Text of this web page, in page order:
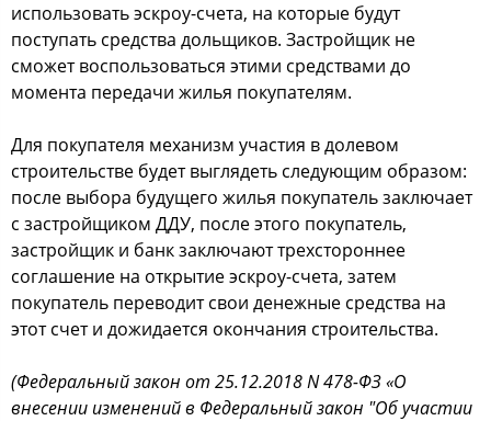
использовать эскроу-счета, на которые будут
поступать средства дольщиков. Застройщик не
сможет воспользоваться этими средствами до
момента передачи жилья покупателям.
Для покупателя механизм участия в долевом
строительстве будет выглядеть следующим образом:
после выбора будущего жилья покупатель заключает
с застройщиком ДДУ, после этого покупатель,
застройщик и банк заключают трехстороннее
соглашение на открытие эскроу-счета, затем
покупатель переводит свои денежные средства на
этот счет и дожидается окончания строительства.
(Федеральный закон от 25.12.2018 N 478-ФЗ «О
внесении изменений в Федеральный закон "Об участии